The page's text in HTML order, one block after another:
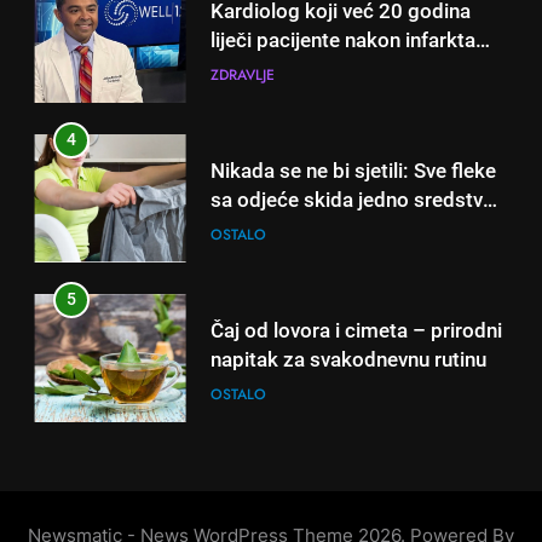
koje svi imamo u kući
OSTALO
5
OSTALO
na prazan stomak i crijeva će
raditi kao sat, zaboravit ćete na
loše varenje
OSTALO
7
Kardiolog koji već 20 godina
liječi pacijente nakon infarkta
otkrio: Ove 4 jutarnje navike
dana!
ZDRAVLJE
4
Nikada se ne bi sjetili: Sve fleke
sa odjeće skida jedno sredstvo
koje svi imamo u kući
OSTALO
5
Čaj od lovora i cimeta – prirodni
napitak za svakodnevnu rutinu
OSTALO
Newsmatic - News WordPress Theme 2026. Powered By